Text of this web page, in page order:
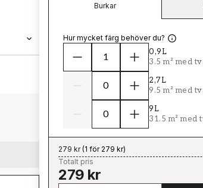
Burkar
Hur mycket färg behöver du?
0,9L
3.5 m² med
2,7L
9.5 m² med
9L
31.5 m² med
279 kr(1 för 279 kr)
Totalt pris
279 kr